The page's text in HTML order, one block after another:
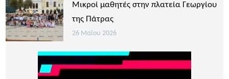
Μικροί μαθητές στην πλατεία Γεωργίου
της Πάτρας
26 Μαΐου 2026